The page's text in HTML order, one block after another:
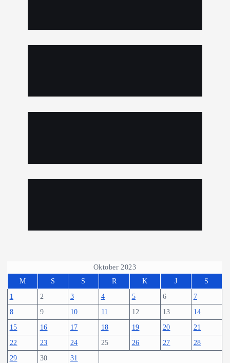
Oktober 2023
M
S S R K J
S
1
2 3 4 5 6
7
8
9 10 11 12 13
14
15
16 17 18 19 20
21
22
23 24 25 26 27
28
29
30 31